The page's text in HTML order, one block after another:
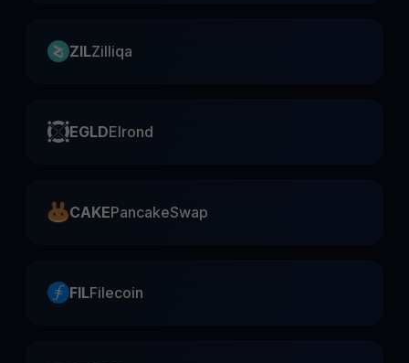
ZILZilliqa
EGLDElrond
CAKEPancakeSwap
FILFilecoin